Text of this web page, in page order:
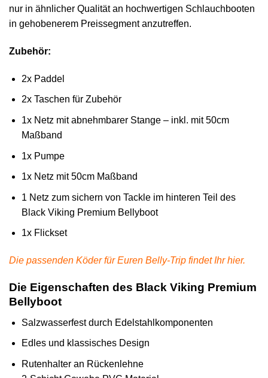
nur in ähnlicher Qualität an hochwertigen Schlauchbooten
in gehobenerem Preissegment anzutreffen.
Zubehör:
2x Paddel
2x Taschen für Zubehör
1x Netz mit abnehmbarer Stange – inkl. mit 50cm
Maßband
1x Pumpe
1x Netz mit 50cm Maßband
1 Netz zum sichern von Tackle im hinteren Teil des
Black Viking Premium Bellyboot
1x Flickset
Die passenden Köder für Euren Belly-Trip findet Ihr hier.
Die Eigenschaften des Black Viking Premium
Bellyboot
Salzwasserfest durch Edelstahlkomponenten
Edles und klassisches Design
Rutenhalter an Rückenlehne